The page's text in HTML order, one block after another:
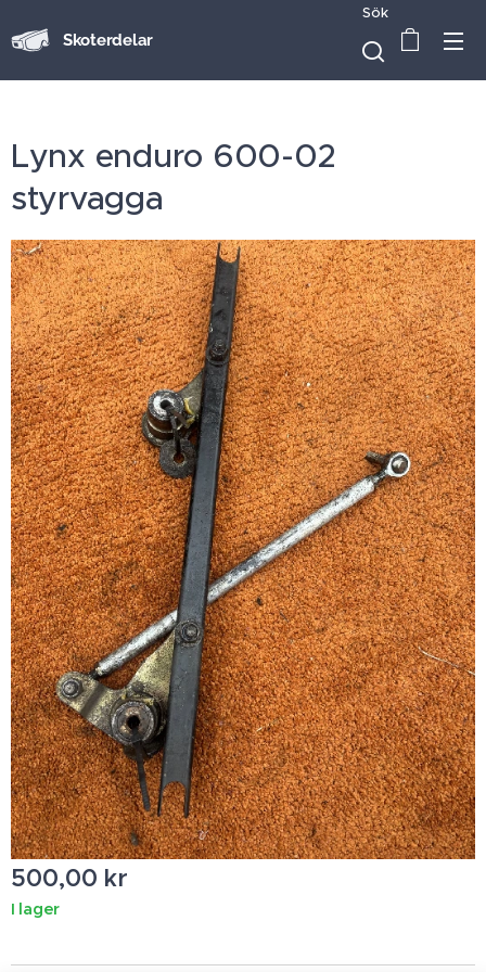
Skoterdelar
Sök
Lynx enduro 600-02
styrvagga
500,00 kr
I lager